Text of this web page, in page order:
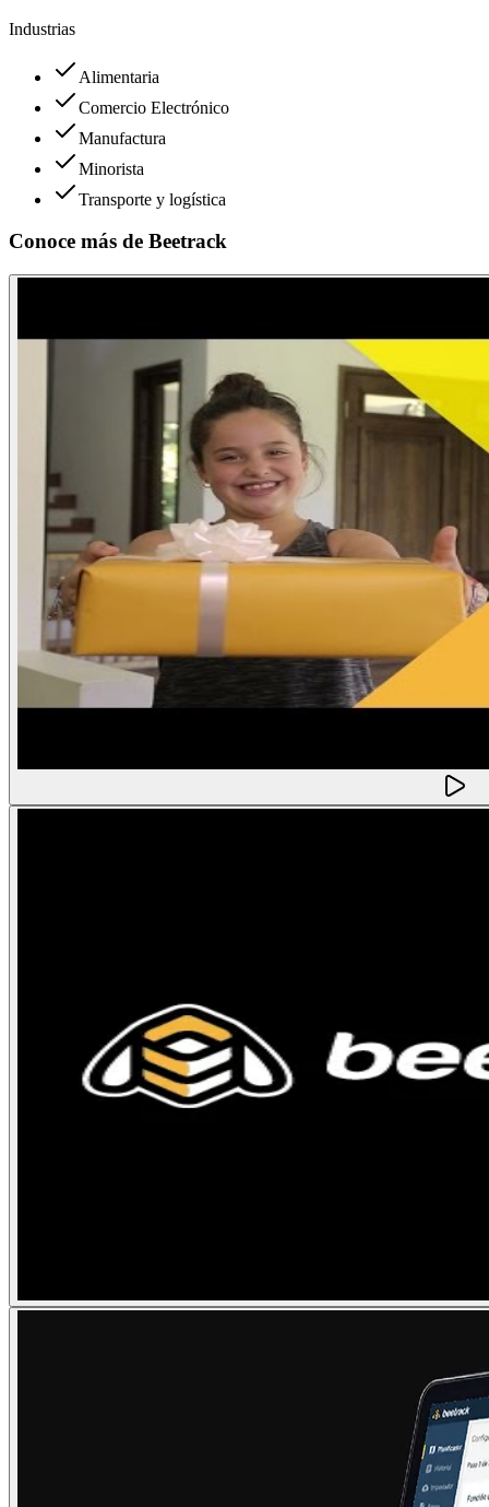
Industrias
Alimentaria
Comercio Electrónico
Manufactura
Minorista
Transporte y logística
Conoce más de Beetrack